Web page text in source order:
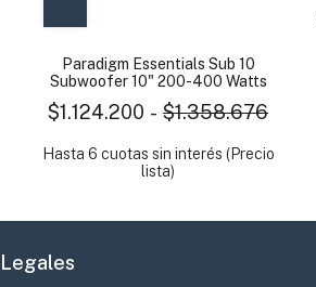
Paradigm Essentials Sub 10
Subwoofer 10" 200-400 Watts
$1.124.200 - $1.358.676
Hasta 6 cuotas sin interés (Precio
lista)
Legales